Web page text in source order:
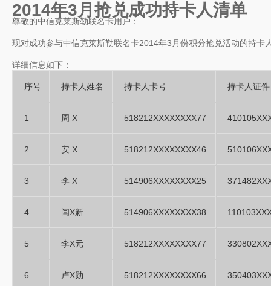
2014年3月抢兑成功持卡人清单
尊敬的中信克莱斯勒联名卡用户：
现对成功参与中信克莱斯勒联名卡2014年3月份积分抢兑活动的持卡
详细信息如下：
序号 持卡人姓名 持卡人卡号 持卡人证
1 周 X 518212XXXXXXXX77
2 安 X 518212XXXXXXXX46
3 李 X 514906XXXXXXXX25
4 闫X新 514906XXXXXXXX38
5 李X元 518212XXXXXXXX77
6 卢X勋 518212XXXXXXXX66